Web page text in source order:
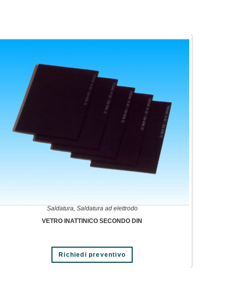
Saldatura, Saldatura ad elettrodo
VETRO INATTINICO SECONDO DIN
Richiedi preventivo